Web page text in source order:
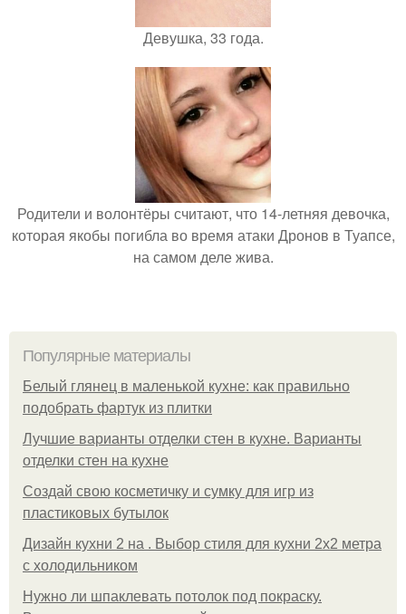
Девушка, 33 года.
Родители и волонтёры считают, что 14-летняя девочка,
которая якобы погибла во время атаки Дронов в Туапсе,
на самом деле жива.
Популярные материалы
Белый глянец в маленькой кухне: как правильно
подобрать фартук из плитки
Лучшие варианты отделки стен в кухне. Варианты
отделки стен на кухне
Создай свою косметичку и сумку для игр из
пластиковых бутылок
Дизайн кухни 2 на . Выбор стиля для кухни 2х2 метра
с холодильником
Нужно ли шпаклевать потолок под покраску.